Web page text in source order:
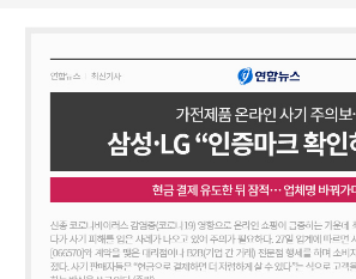
정수기 WD722RE
63,900
원 [방문] [4년약정]
정수기 WD722RE
55,900원 [방문] [5년약정]